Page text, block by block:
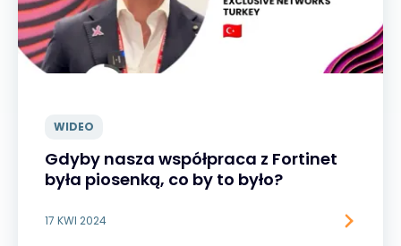
WIDEO
Gdyby nasza współpraca z Fortinet
była piosenką, co by to było?
17 KWI 2024